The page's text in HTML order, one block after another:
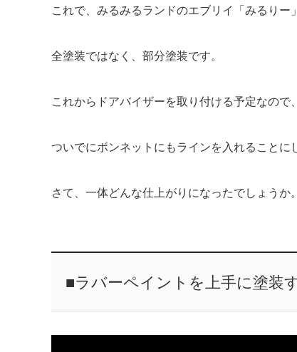
これで、みるみるランドのエブリイ「みるりー
全塗装ではなく、部分塗装です。
これからドアバイザーを取り付ける予定なので
ついでにボンネットにもラインを入れることに
さて、一体どんな仕上がりになったでしょうか。
■ラバーペイントを上手に塗装